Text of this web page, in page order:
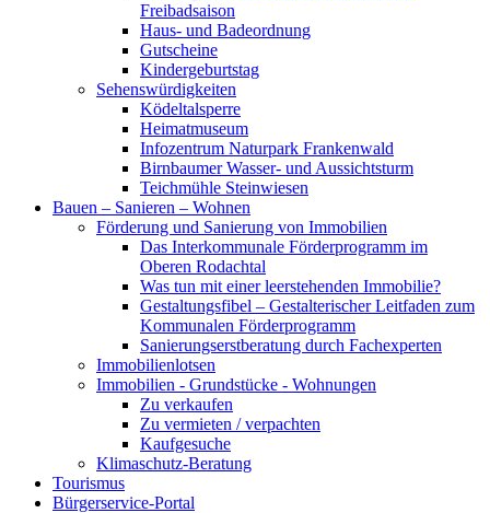
Freibadsaison
Haus- und Badeordnung
Gutscheine
Kindergeburtstag
Sehenswürdigkeiten
Ködeltalsperre
Heimatmuseum
Infozentrum Naturpark Frankenwald
Birnbaumer Wasser- und Aussichtsturm
Teichmühle Steinwiesen
Bauen – Sanieren – Wohnen
Förderung und Sanierung von Immobilien
Das Interkommunale Förderprogramm im
Oberen Rodachtal
Was tun mit einer leerstehenden Immobilie?
Gestaltungsfibel – Gestalterischer Leitfaden zum
Kommunalen Förderprogramm
Sanierungserstberatung durch Fachexperten
Immobilienlotsen
Immobilien - Grundstücke - Wohnungen
Zu verkaufen
Zu vermieten / verpachten
Kaufgesuche
Klimaschutz-Beratung
Tourismus
Bürgerservice-Portal